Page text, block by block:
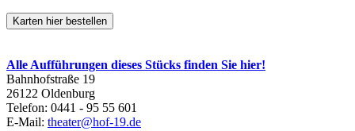
Karten hier bestellen
Alle Aufführungen dieses Stücks finden Sie hier!
Bahnhofstraße 19
26122 Oldenburg
Telefon: 0441 - 95 55 601
E-Mail: theater@hof-19.de